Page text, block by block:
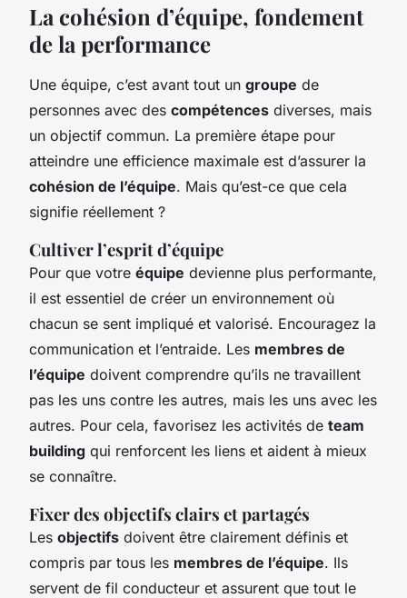
La cohésion d’équipe, fondement
de la performance
Une équipe, c’est avant tout un groupe de
personnes avec des compétences diverses, mais
un objectif commun. La première étape pour
atteindre une efficience maximale est d’assurer la
cohésion de l’équipe. Mais qu’est-ce que cela
signifie réellement ?
Cultiver l’esprit d’équipe
Pour que votre équipe devienne plus performante,
il est essentiel de créer un environnement où
chacun se sent impliqué et valorisé. Encouragez la
communication et l’entraide. Les membres de
l’équipe doivent comprendre qu’ils ne travaillent
pas les uns contre les autres, mais les uns avec les
autres. Pour cela, favorisez les activités de team
building qui renforcent les liens et aident à mieux
se connaître.
Fixer des objectifs clairs et partagés
Les objectifs doivent être clairement définis et
compris par tous les membres de l’équipe. Ils
servent de fil conducteur et assurent que tout le